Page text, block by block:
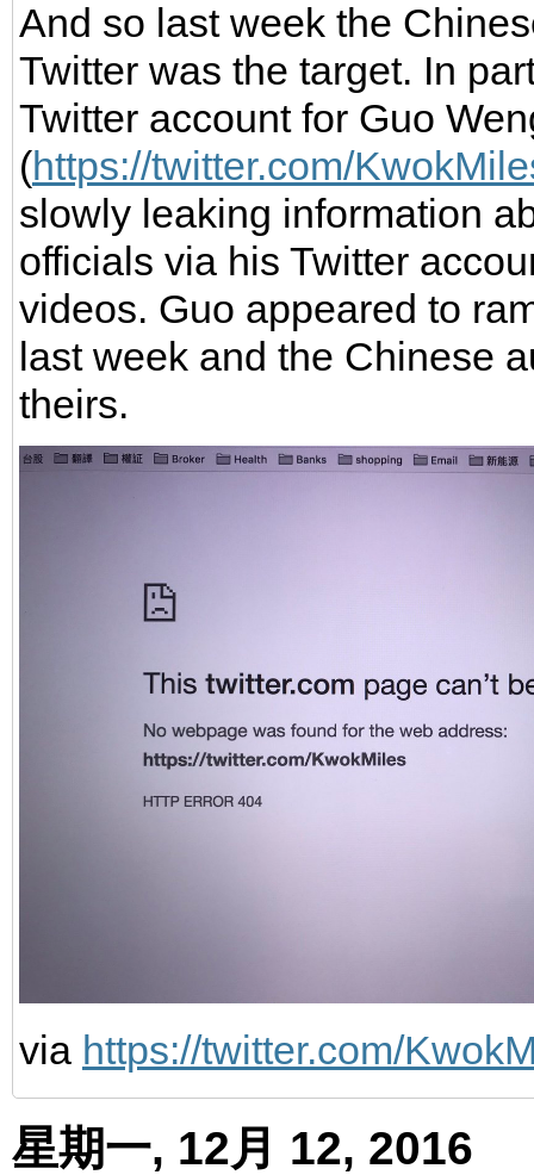
And so last week the
Twitter was the target. In
Twitter account for Guo
(https://twitter.com/
slowly leaking information
officials via his Twitter
videos. Guo appeared to
last week and the Chinese
theirs.
via https://twitter.com/
星期一, 12月 12, 2016